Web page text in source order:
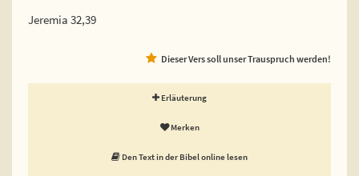
Jeremia 32,39
Dieser Vers soll unser Trauspruch werden!
Erläuterung
Merken
Den Text in der Bibel online lesen